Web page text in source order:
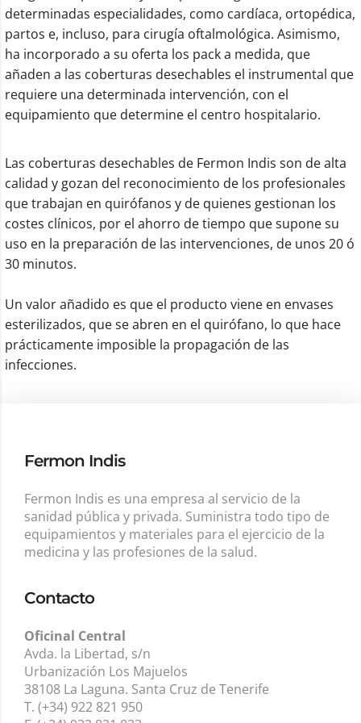
determinadas especialidades, como cardíaca, ortopédica,
partos e, incluso, para cirugía oftalmológica. Asimismo,
ha incorporado a su oferta los pack a medida, que
añaden a las coberturas desechables el instrumental que
requiere una determinada intervención, con el
equipamiento que determine el centro hospitalario.
Las coberturas desechables de Fermon Indis son de alta
calidad y gozan del reconocimiento de los profesionales
que trabajan en quirófanos y de quienes gestionan los
costes clínicos, por el ahorro de tiempo que supone su
uso en la preparación de las intervenciones, de unos 20 ó
30 minutos.
Un valor añadido es que el producto viene en envases
esterilizados, que se abren en el quirófano, lo que hace
prácticamente imposible la propagación de las
infecciones.
Fermon Indis
Fermon Indis es una empresa al servicio de la
sanidad pública y privada. Suministra todo tipo de
equipamientos y materiales para el ejercicio de la
medicina y las profesiones de la salud.
Contacto
Oficinal Central
Avda. la Libertad, s/n
Urbanización Los Majuelos
38108 La Laguna. Santa Cruz de Tenerife
T. (+34) 922 821 950